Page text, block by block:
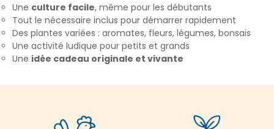
Une culture facile, même pour les débutants
Tout le nécessaire inclus pour démarrer rapidement
Des plantes variées : aromates, fleurs, légumes, bonsaïs
Une activité ludique pour petits et grands
Une idée cadeau originale et vivante